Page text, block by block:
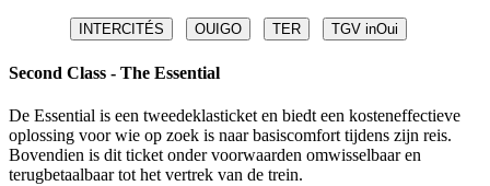
INTERCITÉS OUIGO TER TGV inOui
Second Class - The Essential
De Essential is een tweedeklasticket en biedt een kosteneffectieve
oplossing voor wie op zoek is naar basiscomfort tijdens zijn reis.
Bovendien is dit ticket onder voorwaarden omwisselbaar en
terugbetaalbaar tot het vertrek van de trein.